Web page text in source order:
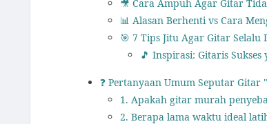
🎥 Cara Ampuh Agar Gitar
📊 Alasan Berhenti vs Cara
🎯 7 Tips Jitu Agar Gitar
🎵 Inspirasi: Gitaris
❓ Pertanyaan Umum Seputar Gitar
1. Apakah gitar murah
2. Berapa lama waktu ideal